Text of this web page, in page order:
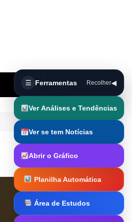
☰ Ferramentas Recolher◀
Ver Análises e Tendências
Ver se tem Notícias
Abrir o Gráfico
Planilha Automática
Área de Estudos